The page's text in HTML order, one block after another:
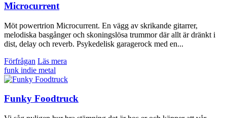
Microcurrent
Möt powertrion Microcurrent. En vägg av skrikande gitarrer,
melodiska basgånger och skoningslösa trummor där allt är dränkt i
dist, delay och reverb. Psykedelisk garage­rock med en...
Förfrågan Läs mera
funk indie metal
Funky Foodtruck